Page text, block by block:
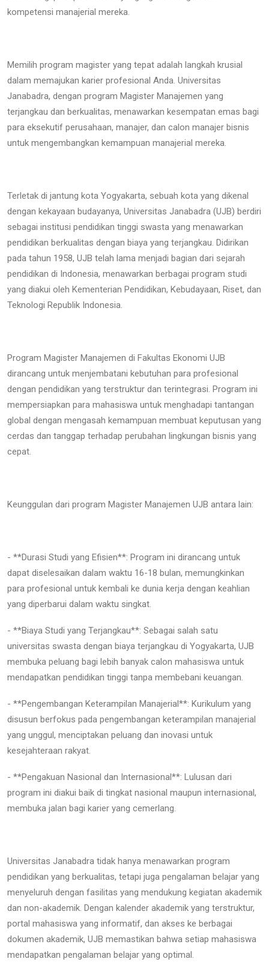
kompetensi manajerial mereka.
Memilih program magister yang tepat adalah langkah krusial
dalam memajukan karier profesional Anda. Universitas
Janabadra, dengan program Magister Manajemen yang
terjangkau dan berkualitas, menawarkan kesempatan emas bagi
para eksekutif perusahaan, manajer, dan calon manajer bisnis
untuk mengembangkan kemampuan manajerial mereka.
Terletak di jantung kota Yogyakarta, sebuah kota yang dikenal
dengan kekayaan budayanya, Universitas Janabadra (UJB) berdiri
sebagai institusi pendidikan tinggi swasta yang menawarkan
pendidikan berkualitas dengan biaya yang terjangkau. Didirikan
pada tahun 1958, UJB telah lama menjadi bagian dari sejarah
pendidikan di Indonesia, menawarkan berbagai program studi
yang diakui oleh Kementerian Pendidikan, Kebudayaan, Riset, dan
Teknologi Republik Indonesia.
Program Magister Manajemen di Fakultas Ekonomi UJB
dirancang untuk menjembatani kebutuhan para profesional
dengan pendidikan yang terstruktur dan terintegrasi. Program ini
mempersiapkan para mahasiswa untuk menghadapi tantangan
global dengan mengasah kemampuan membuat keputusan yang
cerdas dan tanggap terhadap perubahan lingkungan bisnis yang
cepat.
Keunggulan dari program Magister Manajemen UJB antara lain:
- **Durasi Studi yang Efisien**: Program ini dirancang untuk
dapat diselesaikan dalam waktu 16-18 bulan, memungkinkan
para profesional untuk kembali ke dunia kerja dengan keahlian
yang diperbarui dalam waktu singkat.
- **Biaya Studi yang Terjangkau**: Sebagai salah satu
universitas swasta dengan biaya terjangkau di Yogyakarta, UJB
membuka peluang bagi lebih banyak calon mahasiswa untuk
mendapatkan pendidikan tinggi tanpa membebani keuangan.
- **Pengembangan Keterampilan Manajerial**: Kurikulum yang
disusun berfokus pada pengembangan keterampilan manajerial
yang unggul, menciptakan peluang dan inovasi untuk
kesejahteraan rakyat.
- **Pengakuan Nasional dan Internasional**: Lulusan dari
program ini diakui baik di tingkat nasional maupun internasional,
membuka jalan bagi karier yang cemerlang.
Universitas Janabadra tidak hanya menawarkan program
pendidikan yang berkualitas, tetapi juga pengalaman belajar yang
menyeluruh dengan fasilitas yang mendukung kegiatan akademik
dan non-akademik. Dengan kalender akademik yang terstruktur,
portal mahasiswa yang informatif, dan akses ke berbagai
dokumen akademik, UJB memastikan bahwa setiap mahasiswa
mendapatkan pengalaman belajar yang optimal.